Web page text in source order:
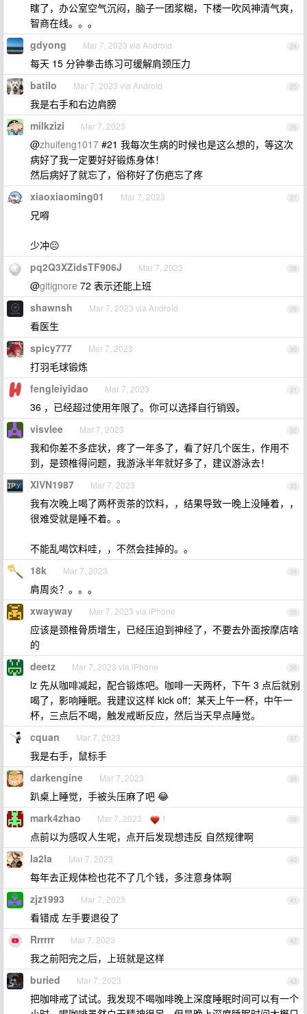
瞎了，办公室空气沉闷，脑子一团浆糊，下楼一吹风神清气爽，
智商在线。。。
24
gdyong Mar 7, 2023 via Android
每天 15 分钟拳击练习可缓解肩颈压力
25
batilo Mar 7, 2023 via Android
我是右手和右边肩膀
26
milkzizi Mar 7, 2023
@zhuifeng1017 #21 我每次生病的时候也是这么想的，等这次
病好了我一定要好好锻炼身体！
然后病好了就忘了，俗称好了伤疤忘了疼
27
xiaoxiaoming01 Mar 7, 2023
兄嘚
少冲😐
28
pq2Q3XZidsTF906J Mar 7, 2023
@gitignore 72 表示还能上班
29
shawnsh Mar 7, 2023 via Android
看医生
30
spicy777 Mar 7, 2023
打羽毛球锻炼
31
fengleiyidao Mar 7, 2023
36 ，已经超过使用年限了。你可以选择自行销毁。
32
visvlee Mar 7, 2023
我和你差不多症状，疼了一年多了，看了好几个医生，作用不
到，是颈椎得问题，我游泳半年就好多了，建议游泳去！
33
XIVN1987 Mar 7, 2023
我有次晚上喝了两杯贡茶的饮料，，结果导致一晚上没睡着，，
很难受就是睡不着。。
不能乱喝饮料哇，，不然会挂掉的。。
34
18k Mar 7, 2023
肩周炎？。。。
35
xwayway Mar 7, 2023 via iPhone
应该是颈椎骨质增生，已经压迫到神经了，不要去外面按摩店啥
的
36
deetz Mar 7, 2023 via iPhone
lz 先从咖啡减起，配合锻炼吧。咖啡一天两杯，下午 3 点后就别
喝了，影响睡眠。我建议这样 kick off：某天上午一杯，中午一
杯，三点后不喝，触发戒断反应，然后当天早点睡觉。
37
cquan Mar 7, 2023
我是右手，鼠标手
38
darkengine Mar 7, 2023
趴桌上睡觉，手被头压麻了吧 😂
39
mark4zhao Mar 7, 2023 1
点前以为感叹人生呢，点开后发现想违反 自然规律啊
40
la2la Mar 7, 2023
每年去正规体检也花不了几个钱，多注意身体啊
41
zjz1993 Mar 7, 2023
看错成 左手要退役了
42
Rrrrrr Mar 7, 2023
我之前阳完之后，上班就是这样
43
buried Mar 7, 2023
把咖啡戒了试试。我发现不喝咖啡晚上深度睡眠时间可以有一个